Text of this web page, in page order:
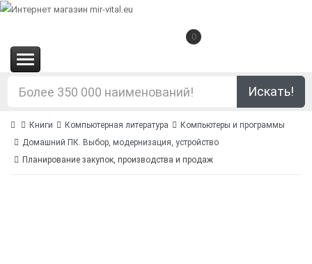
0
Искать!
Книги Компьютерная литература
Компьютеры и программы
Домашний ПК. Выбор, модернизация, устройство
Планирование закупок, производства и продаж